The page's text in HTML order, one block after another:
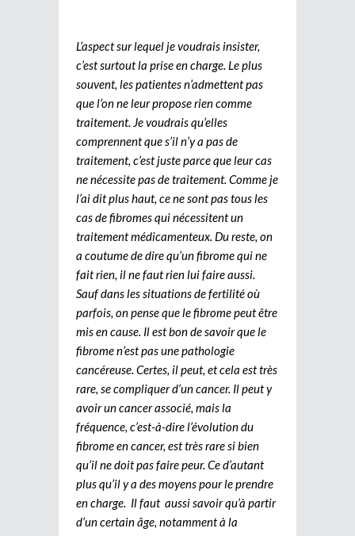
L’aspect sur lequel je voudrais insister,
c’est surtout la prise en charge. Le plus
souvent, les patientes n’admettent pas
que l’on ne leur propose rien comme
traitement. Je voudrais qu’elles
comprennent que s’il n’y a pas de
traitement, c’est juste parce que leur cas
ne nécessite pas de traitement. Comme je
l’ai dit plus haut, ce ne sont pas tous les
cas de fibromes qui nécessitent un
traitement médicamenteux. Du reste, on
a coutume de dire qu’un fibrome qui ne
fait rien, il ne faut rien lui faire aussi.
Sauf dans les situations de fertilité où
parfois, on pense que le fibrome peut être
mis en cause. Il est bon de savoir que le
fibrome n’est pas une pathologie
cancéreuse. Certes, il peut, et cela est très
rare, se compliquer d’un cancer. Il peut y
avoir un cancer associé, mais la
fréquence, c’est-à-dire l’évolution du
fibrome en cancer, est très rare si bien
qu’il ne doit pas faire peur. Ce d’autant
plus qu’il y a des moyens pour le prendre
en charge. Il faut aussi savoir qu’à partir
d’un certain âge, notamment à la